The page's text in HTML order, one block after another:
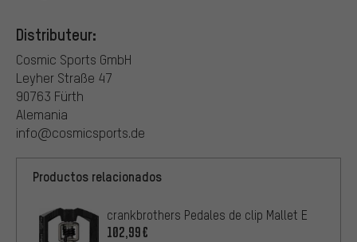
Distributeur:
Cosmic Sports GmbH
Leyher Straße 47
90763 Fürth
Alemania
info@cosmicsports.de
Productos relacionados
crankbrothers Pedales de clip Mallet E
102,99€